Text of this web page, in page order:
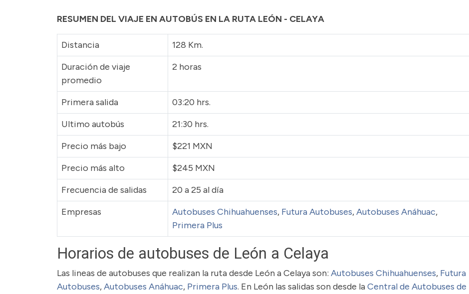
RESUMEN DEL VIAJE EN AUTOBÚS EN LA RUTA LEÓN - CELAYA
Distancia
128 Km.
Duración de viaje
promedio
2 horas
Primera salida
03:20 hrs.
Ultimo autobús
21:30 hrs.
Precio más bajo
$221 MXN
Precio más alto
$245 MXN
Frecuencia de salidas
20 a 25 al día
Empresas
Autobuses Chihuahuenses, Futura Autobuses,Autobuses Anáhuac,
Primera Plus
Horarios de autobuses de León a Celaya
Las lineas de autobuses que realizan la ruta desde León a Celaya son: Autobuses Chihuahuenses, Futura
Autobuses,Autobuses Anáhuac, Primera Plus. En León las salidas son desde laCentral de Autobuses de